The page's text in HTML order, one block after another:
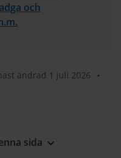
och
ändrad 1 juli 2026
•
sida